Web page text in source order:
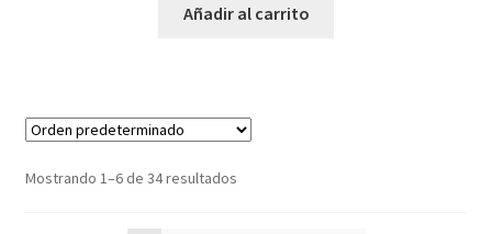
Añadir al carrito
Mostrando 1–6 de 34 resultados